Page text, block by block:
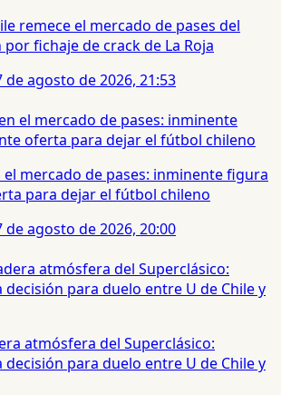
remece el mercado de pases del
fichaje de crack de La Roja
de agosto de 2026, 21:53
el mercado de pases: inminente figura
para dejar el fútbol chileno
de agosto de 2026, 20:00
atmósfera del Superclásico:
para duelo entre U de Chile y